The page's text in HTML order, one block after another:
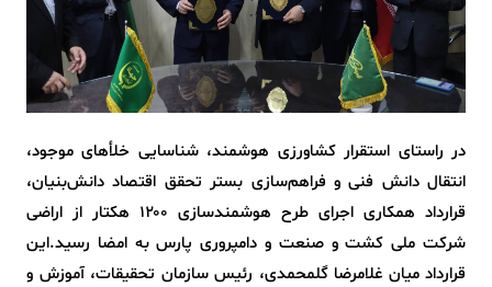
️در راستای استقرار کشاورزی هوشمند، شناسایی خلأهای موجود،
انتقال دانش فنی و فراهم‌سازی بستر تحقق اقتصاد دانش‌بنیان،
قرارداد همکاری اجرای طرح هوشمندسازی ۱۲۰۰ هکتار از اراضی
شرکت ملی کشت و صنعت و دامپروری پارس به امضا رسید.این
قرارداد میان غلامرضا گلمحمدی، رئیس سازمان تحقیقات، آموزش و